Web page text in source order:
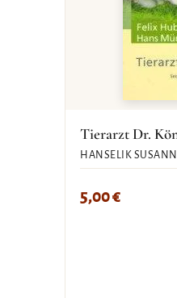
Tierarzt Dr.
HANSELIK
5,00€